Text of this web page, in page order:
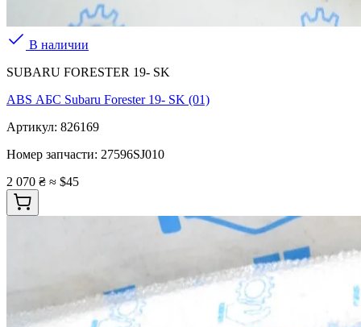
В наличии
SUBARU FORESTER 19- SK
ABS АБС Subaru Forester 19- SK (01)
Артикул: 826169
Номер запчасти: 27596SJ010
2 070 ₴ ≈ $45